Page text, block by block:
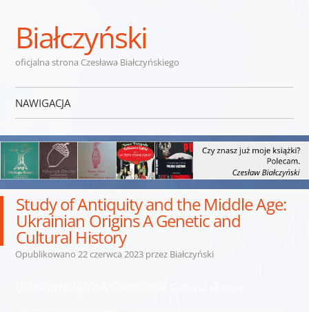
Białczyński
oficjalna strona Czesława Białczyńskiego
NAWIGACJA
Study of Antiquity and the Middle Age:
Ukrainian Origins A Genetic and
Cultural History
Opublikowano 22 czerwca 2023przez Białczyński